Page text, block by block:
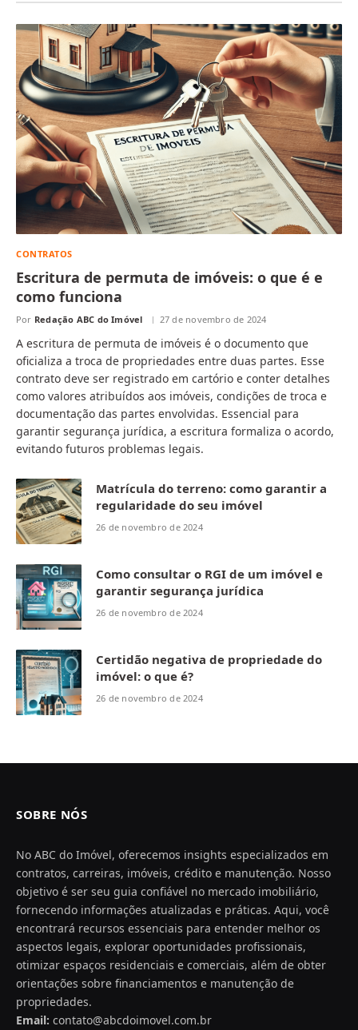
CONTRATOS
Escritura de permuta de imóveis: o que é e
como funciona
Por Redação ABC do Imóvel 27 de novembro de 2024
A escritura de permuta de imóveis é o documento que
oficializa a troca de propriedades entre duas partes. Esse
contrato deve ser registrado em cartório e conter detalhes
como valores atribuídos aos imóveis, condições de troca e
documentação das partes envolvidas. Essencial para
garantir segurança jurídica, a escritura formaliza o acordo,
evitando futuros problemas legais.
Matrícula do terreno: como garantir a
regularidade do seu imóvel
26 de novembro de 2024
Como consultar o RGI de um imóvel e
garantir segurança jurídica
26 de novembro de 2024
Certidão negativa de propriedade do
imóvel: o que é?
26 de novembro de 2024
SOBRE NÓS
No ABC do Imóvel, oferecemos insights especializados em
contratos, carreiras, imóveis, crédito e manutenção. Nosso
objetivo é ser seu guia confiável no mercado imobiliário,
fornecendo informações atualizadas e práticas. Aqui, você
encontrará recursos essenciais para entender melhor os
aspectos legais, explorar oportunidades profissionais,
otimizar espaços residenciais e comerciais, além de obter
orientações sobre financiamentos e manutenção de
propriedades.
Email: contato@abcdoimovel.com.br